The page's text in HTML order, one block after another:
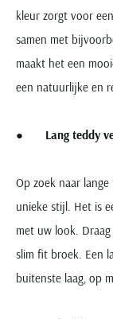
kleur zorgt voor
samen met
maakt het een
een natuurlijke en
● Lang teddy
Op zoek naar
unieke stijl. Het is
met uw look.
slim fit broek. Een
buitenste laag, op